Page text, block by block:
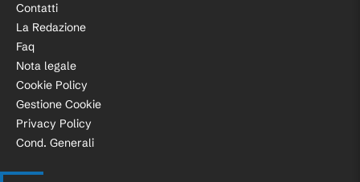
Contatti
La Redazione
Faq
Nota legale
Cookie Policy
Gestione Cookie
Privacy Policy
Cond. Generali